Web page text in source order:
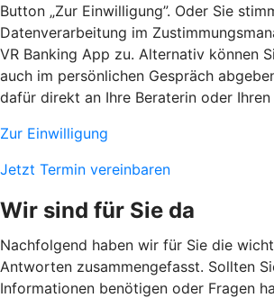
Button „Zur Einwilligung”. Oder Sie
Datenverarbeitung im
VR Banking App zu. Alternativ können
auch im persönlichen Gespräch
dafür direkt an Ihre Beraterin oder Ihren
Zur Einwilligung
Jetzt Termin vereinbaren
Wir sind für Sie da
Nachfolgend haben wir für Sie die
Antworten zusammengefasst. Sollten
Informationen benötigen oder Fragen